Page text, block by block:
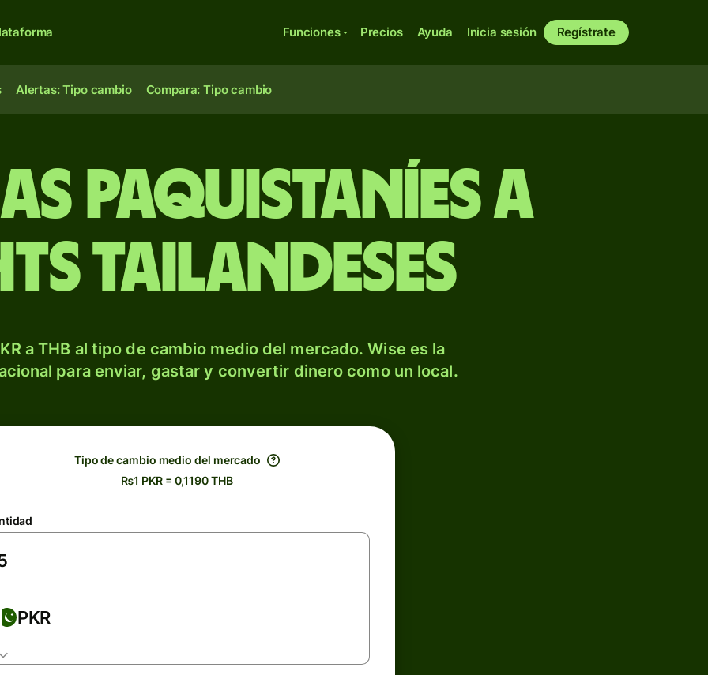
Funciones Precios Ayuda Inicia sesión Regístrate
Alertas: Tipo cambio Compara: Tipo cambio
paquistaníes a
tailandeses
a THB al tipo de cambio medio del mercado. Wise es la
para enviar, gastar y convertir dinero como un local.
Tipo de cambio medio del mercado
₨1 PKR = 0,1190 THB
PKR